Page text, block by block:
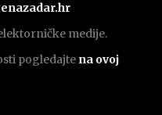
medije.
pogledajte na ovoj